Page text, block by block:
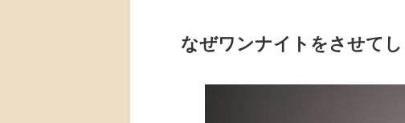
なぜワンナイトをさせて